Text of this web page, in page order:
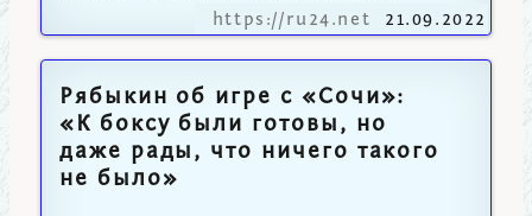
https://ru24.net 21.09.2022
Рябыкин об игре с «Сочи»:
«К боксу были готовы, но
даже рады, что ничего такого
не было»